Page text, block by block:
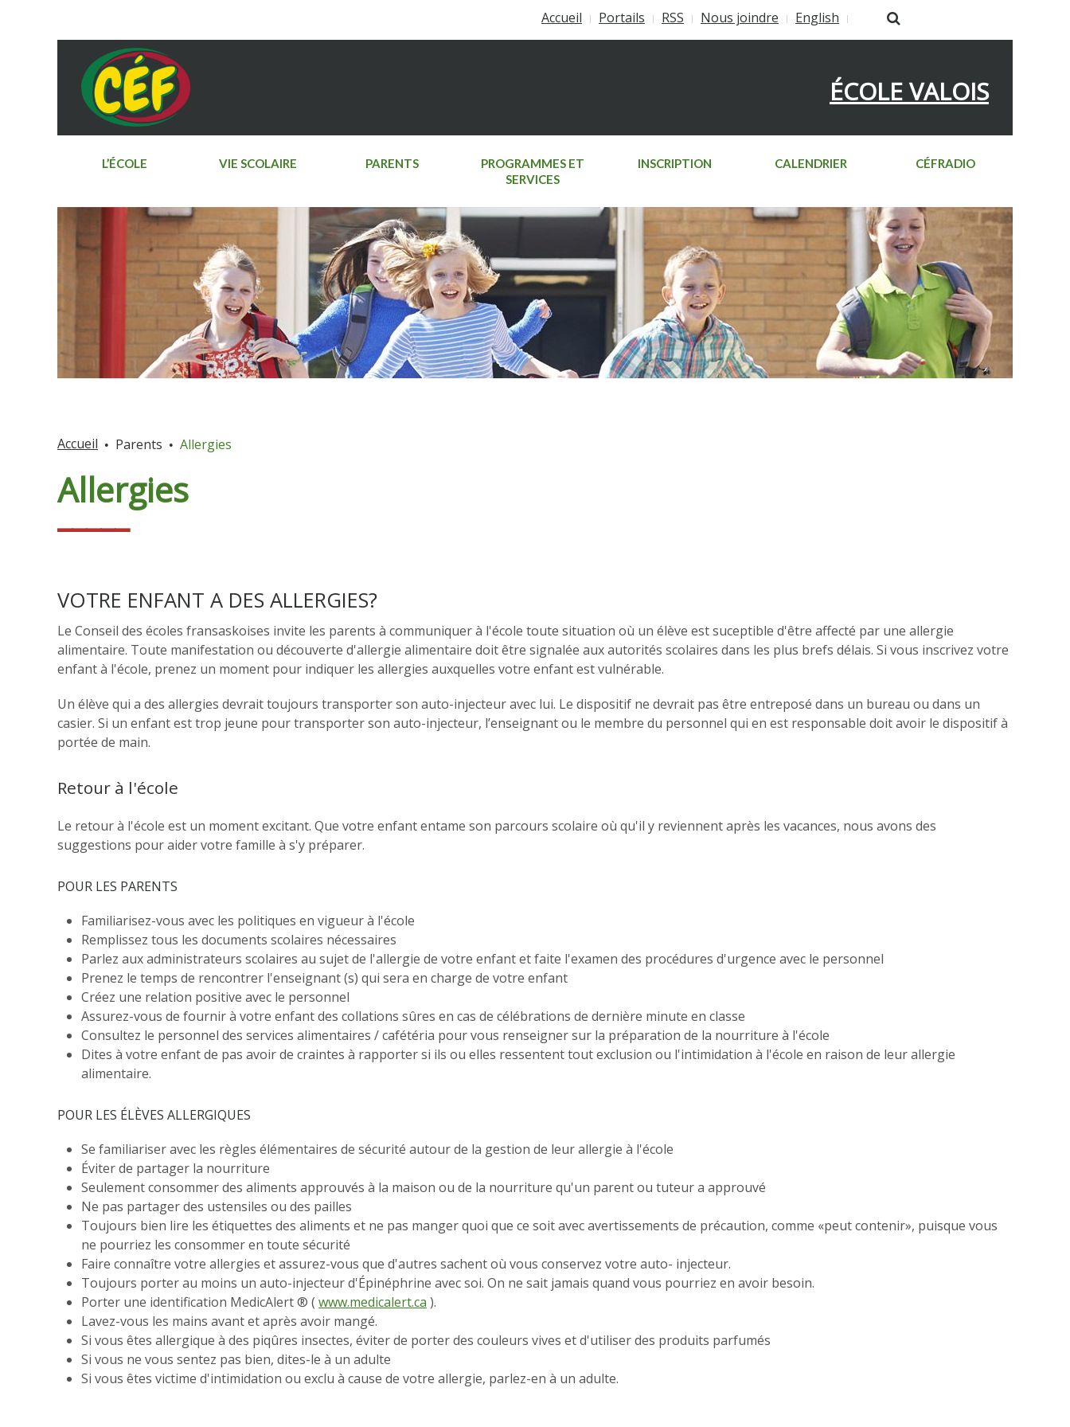
Accueil Portails RSS Nous joindre English
ÉCOLE VALOIS
L’ÉCOLE VIE SCOLAIRE PARENTS
PROGRAMMES ET
SERVICES
INSCRIPTION CALENDRIER CÉFRADIO
Accueil Parents Allergies
Allergies
VOTRE ENFANT A DES ALLERGIES?
Le Conseil des écoles fransaskoises invite les parents à communiquer à l'école toute situation où un élève est suceptible d'être affecté par une allergie
alimentaire. Toute manifestation ou découverte d'allergie alimentaire doit être signalée aux autorités scolaires dans les plus brefs délais. Si vous inscrivez votre
enfant à l'école, prenez un moment pour indiquer les allergies auxquelles votre enfant est vulnérable.
Un élève qui a des allergies devrait toujours transporter son auto-injecteur avec lui. Le dispositif ne devrait pas être entreposé dans un bureau ou dans un
casier. Si un enfant est trop jeune pour transporter son auto-injecteur, l’enseignant ou le membre du personnel qui en est responsable doit avoir le dispositif à
portée de main.
Retour à l'école
Le retour à l'école est un moment excitant. Que votre enfant entame son parcours scolaire où qu'il y reviennent après les vacances, nous avons des
suggestions pour aider votre famille à s'y préparer.
POUR LES PARENTS
Familiarisez-vous avec les politiques en vigueur à l'école
Remplissez tous les documents scolaires nécessaires
Parlez aux administrateurs scolaires au sujet de l'allergie de votre enfant et faite l'examen des procédures d'urgence avec le personnel
Prenez le temps de rencontrer l'enseignant (s) qui sera en charge de votre enfant
Créez une relation positive avec le personnel
Assurez-vous de fournir à votre enfant des collations sûres en cas de célébrations de dernière minute en classe
Consultez le personnel des services alimentaires / cafétéria pour vous renseigner sur la préparation de la nourriture à l'école
Dites à votre enfant de pas avoir de craintes à rapporter si ils ou elles ressentent tout exclusion ou l'intimidation à l'école en raison de leur allergie
alimentaire.
POUR LES ÉLÈVES ALLERGIQUES
Se familiariser avec les règles élémentaires de sécurité autour de la gestion de leur allergie à l'école
Éviter de partager la nourriture
Seulement consommer des aliments approuvés à la maison ou de la nourriture qu'un parent ou tuteur a approuvé
Ne pas partager des ustensiles ou des pailles
Toujours bien lire les étiquettes des aliments et ne pas manger quoi que ce soit avec avertissements de précaution, comme «peut contenir», puisque vous
ne pourriez les consommer en toute sécurité
Faire connaître votre allergies et assurez-vous que d'autres sachent où vous conservez votre auto- injecteur.
Toujours porter au moins un auto-injecteur d'Épinéphrine avec soi. On ne sait jamais quand vous pourriez en avoir besoin.
Porter une identification MedicAlert ® ( www.medicalert.ca ).
Lavez-vous les mains avant et après avoir mangé.
Si vous êtes allergique à des piqûres insectes, éviter de porter des couleurs vives et d'utiliser des produits parfumés
Si vous ne vous sentez pas bien, dites-le à un adulte
Si vous êtes victime d'intimidation ou exclu à cause de votre allergie, parlez-en à un adulte.